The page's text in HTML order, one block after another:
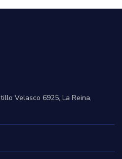
Velasco 6925, La Reina,